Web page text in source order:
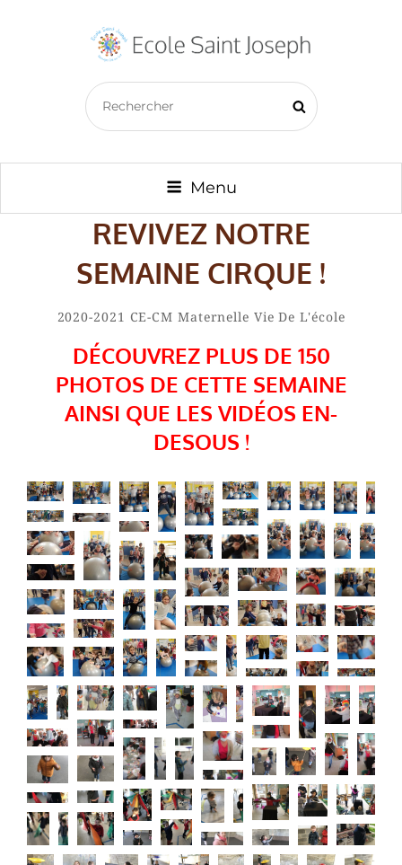
ECOLE SAINT JOSEPH –
BAZOUGES CRÉ SUR LOIR
Search
for:
Search
Menu
REVIVEZ NOTRE
SEMAINE CIRQUE !
Categories
2020-2021 CE-CM Maternelle Vie De L'école
DÉCOUVREZ PLUS DE 150
PHOTOS DE CETTE SEMAINE
AINSI QUE LES VIDÉOS EN-
DESOUS !